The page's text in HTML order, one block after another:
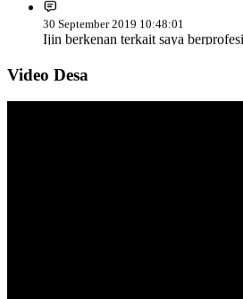
30 September 2019 10:48:01
Ijin berkenan terkait saya berprofesi
Polri...selengkapnya
Memang seharusnya Desa
Video Desa